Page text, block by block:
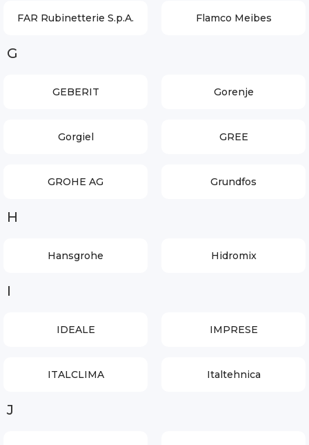
FAR Rubinetterie S.p.A. Flamco Meibes
G
GEBERIT Gorenje
Gorgiel GREE
GROHE AG Grundfos
H
Hansgrohe Hidromix
I
IDEALE IMPRESE
ITALCLIMA Italtehnica
J